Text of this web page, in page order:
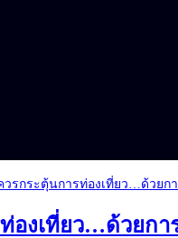
องเที่ยว…ด้วยกา